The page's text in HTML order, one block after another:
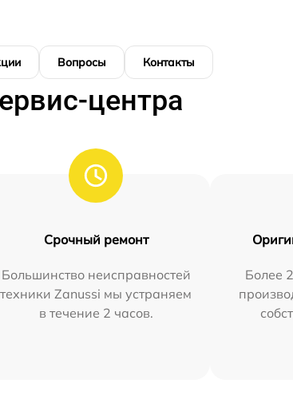
Вопросы Контакты
центра
Срочный ремонт
Большинство неисправностей
техники Zanussi мы устраняем
в течение 2 часов.
Более